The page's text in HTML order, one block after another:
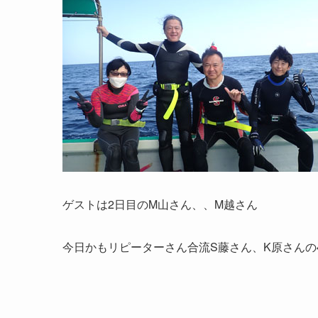
ゲストは2日目のM山さん、、M越さん
今日かもリピーターさん合流S藤さん、K原さん